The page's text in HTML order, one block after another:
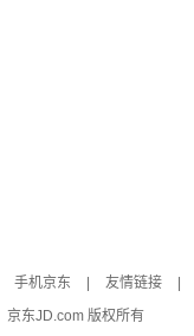
手机京东 友情链接
京东JD.com 版权所有